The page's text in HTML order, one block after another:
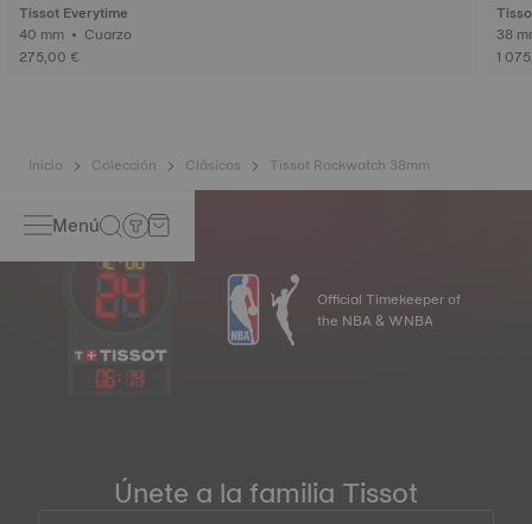
Tissot Everytime
40 mm • Cuarzo
275,00 €
1
Inicio Colección Clásicos Tissot Rockwatch 38mm
Menú
06: 14
Official Timekeeper of
the NBA & WNBA
Únete a la familia Tissot